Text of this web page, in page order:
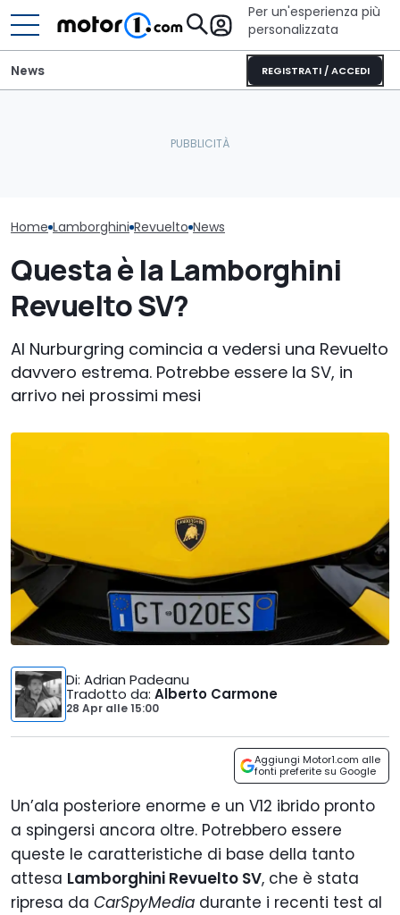
Per un'esperienza più
personalizzata
REGISTRATI / ACCEDI
News
Home Lamborghini Revuelto News
Questa è la Lamborghini
Revuelto SV?
Al Nurburgring comincia a vedersi una Revuelto
davvero estrema. Potrebbe essere la SV, in
arrivo nei prossimi mesi
Di: Adrian Padeanu
Tradotto da: Alberto Carmone
28 Apr alle15:00
Aggiungi Motor1.com alle
fonti preferite su Google
Un’ala posteriore enorme e un V12 ibrido pronto
a spingersi ancora oltre. Potrebbero essere
queste le caratteristiche di base della tanto
attesa Lamborghini Revuelto SV, che è stata
ripresa da CarSpyMedia durante i recenti test al